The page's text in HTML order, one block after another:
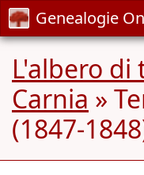
Genealogie
L'albero di
Carnia »
(1847-